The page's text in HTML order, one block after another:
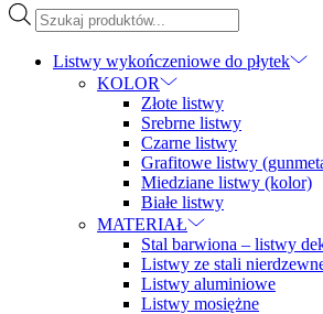
Wyszukiwarka
produktów
Listwy wykończeniowe do płytek
KOLOR
Złote listwy
Srebrne listwy
Czarne listwy
Grafitowe listwy
Miedziane listwy (kolor)
Białe listwy
MATERIAŁ
Stal barwiona – listwy
Listwy ze stali
Listwy aluminiowe
Listwy mosiężne